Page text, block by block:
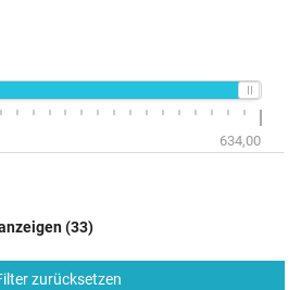
634,00
(33)
zurücksetzen